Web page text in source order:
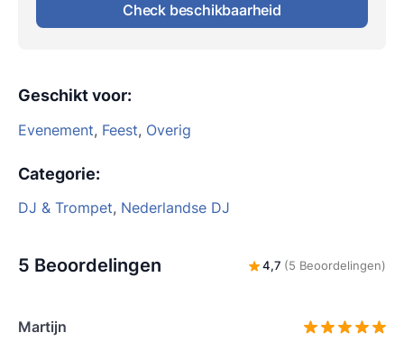
Check beschikbaarheid
Geschikt voor:
Evenement, Feest, Overig
Categorie:
DJ & Trompet, Nederlandse DJ
5 Beoordelingen 4,7 (5 Beoordelingen)
Martijn